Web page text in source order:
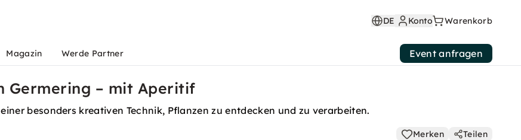
DE Konto Warenkorb
Magazin Werde Partner Event anfragen
Germering – mit Aperitif
besonders kreativen Technik, Pflanzen zu entdecken und zu verarbeiten.
Merken Teilen